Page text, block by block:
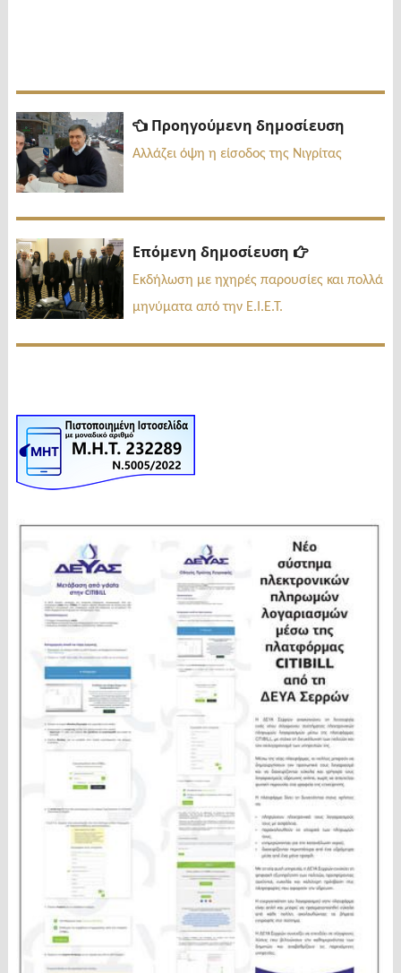
Πλοήγηση
άρθρων
Προηγούμενη δημοσίευση
Αλλάζει όψη η είσοδος της Νιγρίτας
Επόμενη δημοσίευση
Επόμενη
Εκδήλωση με ηχηρές παρουσίες και πολλά
μηνύματα από την Ε.Ι.Ε.Τ.